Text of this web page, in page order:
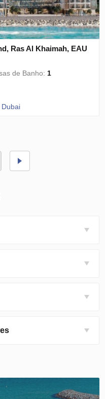
Ras Al Khaimah, EAU
de Banho:1